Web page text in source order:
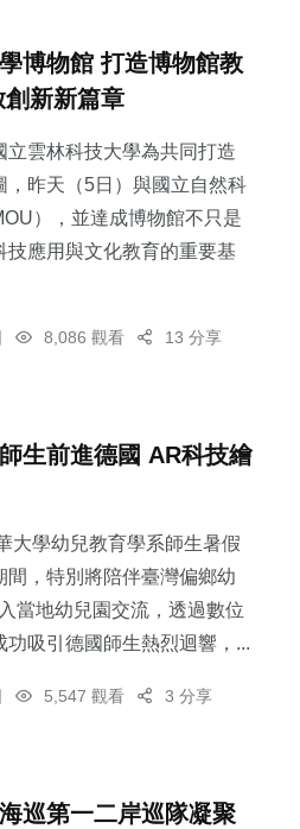
博物館 打造博物館教
新新篇章
立雲林科技大學為共同打造
昨天（5日）與國立自然科
），並達成博物館不只是
應用與文化教育的重要基
8,086 觀看 13 分享
生前進德國 AR科技繪
大學幼兒教育學系師生暑假
，特別將陪伴臺灣偏鄉幼
當地幼兒園交流，透過數位
吸引德國師生熱烈迴響，...
5,547 觀看 3 分享
巡第一二岸巡隊凝聚